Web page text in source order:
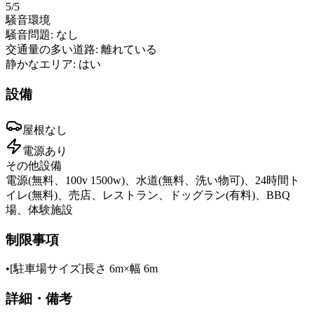
5/5
騒音環境
騒音問題: なし
交通量の多い道路: 離れている
静かなエリア: はい
設備
屋根なし
電源あり
その他設備
電源(無料、100v 1500w)、水道(無料、洗い物可)、24時間ト
イレ(無料)、売店、レストラン、ドッグラン(有料)、BBQ
場、体験施設
制限事項
•[駐車場サイズ]長さ 6m×幅 6m
詳細・備考